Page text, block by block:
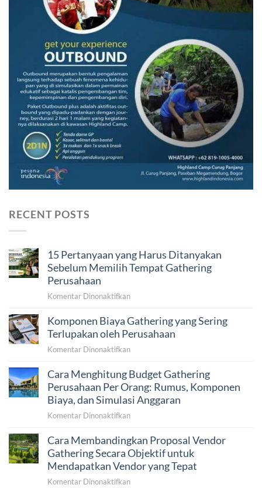
RECENT POSTS
15 Pertanyaan yang Harus Ditanyakan
Sebelum Memilih Tempat Gathering
Perusahaan
Komentar Dinonaktifkanpada
Pertanyaan
yang
Ditanyakan
Memilih
Tempat
Gathering
Komponen Biaya Gathering yang Sering
Terlupakan oleh Perusahaan
Komentar Dinonaktifkanpada
Biaya
Gathering
yang
Sering
Terlupakan
Perusahaan
Cara Menghitung Budget Gathering
Perusahaan Per Orang: Rumus, Komponen
Biaya, dan Simulasi Anggaran
Komentar Dinonaktifkanpada
Menghitung
Budget
Gathering
Perusahaan
Per
Cara Membandingkan Proposal Vendor
Gathering Secara Objektif untuk
Mendapatkan Vendor yang Tepat
Komentar Dinonaktifkanpada